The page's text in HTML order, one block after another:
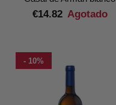
€14.82 Agotado
- 10%